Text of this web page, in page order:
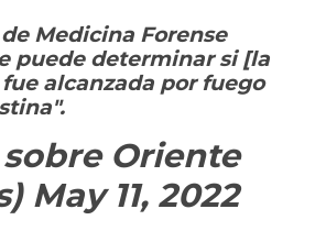
Medicina Forense
puede determinar si [la
alcanzada por fuego
Oriente
May 11, 2022